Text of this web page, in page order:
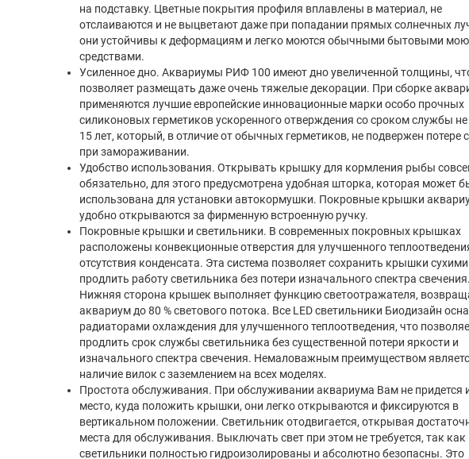
на подставку. Цветные покрытия профиля вплавлены в материал, не
отслаиваются и не выцветают даже при попадании прямых солнечных
они устойчивы к деформациям и легко моются обычными бытовыми
средствами.
Усиленное дно. Аквариумы РИФ 100 имеют дно увеличенной толщины,
позволяет размещать даже очень тяжелые декорации. При сборке
применяются лучшие европейские инновационные марки особо прочных
силиконовых герметиков ускоренного отверждения со сроком службы
15 лет, который, в отличие от обычных герметиков, не подвержен потере
при замораживании.
Удобство использования. Открывать крышку для кормления рыбы
обязательно, для этого предусмотрена удобная шторка, которая может
использована для установки автокормушки. Покровные крышки
удобно открываются за фирменную встроенную ручку.
Покровные крышки и светильники. В современных покровных крышках
расположены конвекционные отверстия для улучшенного
отсутствия конденсата. Эта система позволяет сохранить крышки
продлить работу светильника без потери изначального спектра свечения.
Нижняя сторона крышек выполняет функцию светоотражателя,
аквариум до 80 % светового потока. Все LED светильники Биодизайн
радиаторами охлаждения для улучшенного теплоотведения, что
продлить срок службы светильника без существенной потери яркости и
изначального спектра свечения. Немаловажным преимуществом
наличие вилок с заземлением на всех моделях.
Простота обслуживания. При обслуживании аквариума Вам не придется
место, куда положить крышки, они легко открываются и фиксируются в
вертикальном положении. Светильник отодвигается, открывая
места для обслуживания. Выключать свет при этом не требуется, так как
светильники полностью гидроизолированы и абсолютно безопасны. Это